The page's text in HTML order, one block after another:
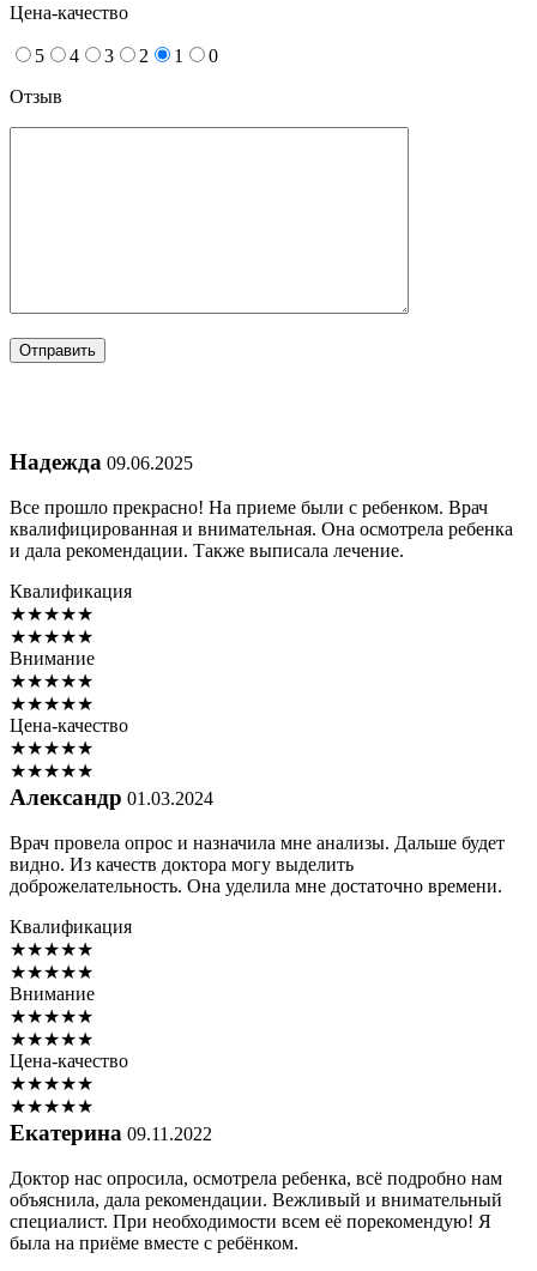
Цена-качество
5 4 3 2 1
0
Отзыв
Надежда 09.06.2025
Все прошло прекрасно! На приеме были с ребенком. Врач
квалифицированная и внимательная. Она осмотрела ребенка
и дала рекомендации. Также выписала лечение.
Квалификация
★★★★★
★★★★★
Внимание
★★★★★
★★★★★
Цена-качество
★★★★★
★★★★★
Александр 01.03.2024
Врач провела опрос и назначила мне анализы. Дальше будет
видно. Из качеств доктора могу выделить
доброжелательность. Она уделила мне достаточно времени.
Квалификация
★★★★★
★★★★★
Внимание
★★★★★
★★★★★
Цена-качество
★★★★★
★★★★★
Екатерина 09.11.2022
Доктор нас опросила, осмотрела ребенка, всё подробно нам
объяснила, дала рекомендации. Вежливый и внимательный
специалист. При необходимости всем её порекомендую! Я
была на приёме вместе с ребёнком.